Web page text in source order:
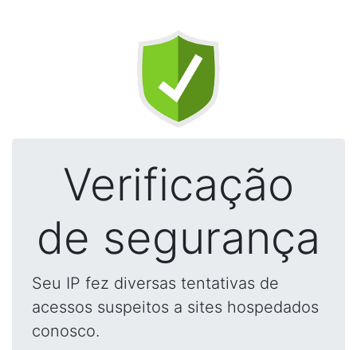
Verificação
de segurança
Seu IP fez diversas tentativas de
acessos suspeitos a sites hospedados
conosco.